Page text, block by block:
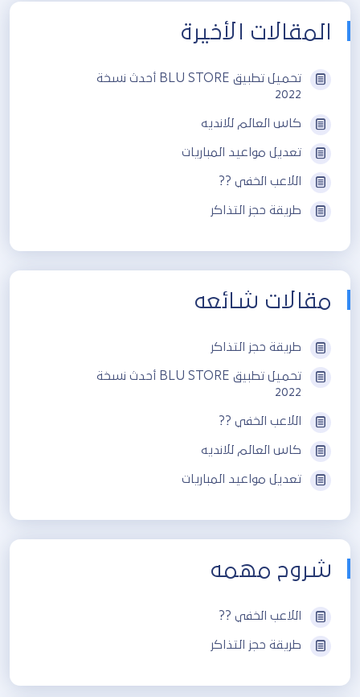
المقالات الأخيرة
تحميل تطبيق BLU STORE أحدث نسخة
2022
كاس العالم للانديه
تعديل مواعيد المباريات
اللاعب الخفي ??
طريقة حجز التذاكر
مقالات شائعه
طريقة حجز التذاكر
تحميل تطبيق BLU STORE أحدث نسخة
2022
اللاعب الخفي ??
كاس العالم للانديه
تعديل مواعيد المباريات
شروح مهمه
اللاعب الخفي ??
طريقة حجز التذاكر